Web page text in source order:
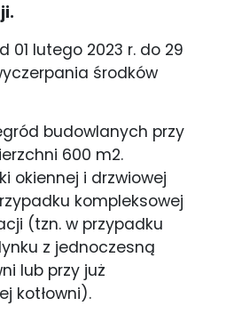
01 lutego 2023 r. do 29
środków
budowlanych przy
600 m2.
okiennej i drzwiowej
kompleksowej
(tzn. w przypadku
z jednoczesną
lub przy już
kotłowni).